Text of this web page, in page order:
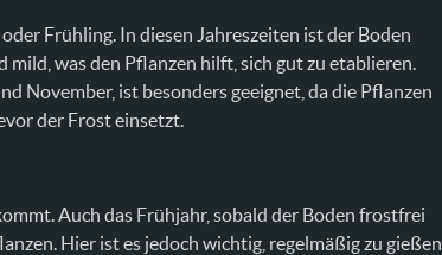
Frühling. In diesen Jahreszeiten ist der Boden
was den Pflanzen hilft, sich gut zu etablieren.
November, ist besonders geeignet, da die Pflanzen
der Frost einsetzt.
Auch das Frühjahr, sobald der Boden frostfrei
Hier ist es jedoch wichtig, regelmäßig zu gießen,